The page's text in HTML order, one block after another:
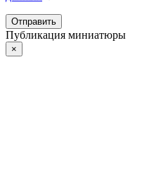
Отправить
Публикация миниатюры
×